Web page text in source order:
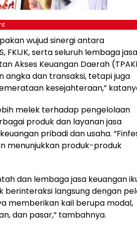
wujud sinergi antara
FKIJK, serta seluruh lembaga jasa
Akses Keuangan Daerah
angka dan transaksi, tetapi juga
kesejahteraan,”
melek terhadap pengelolaan
produk dan layanan jasa
pribadi dan usaha.
menunjukkan produk-produk
dan lembaga jasa keuangan
langsung dengan
memberikan kail berupa modal,
dan pasar,” tambahnya.